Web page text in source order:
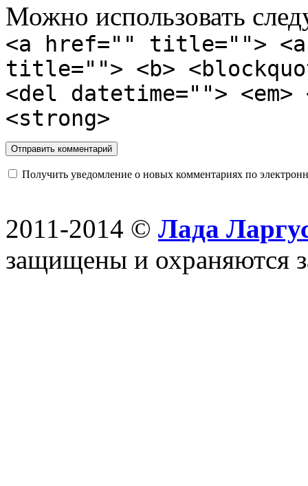
Можно использовать
<a href="" title="">
title=""> <b>
<del datetime="">
<strong>
Получить уведомление о новых комментариях по
2011-2014 © Лада
защищены и охраняются